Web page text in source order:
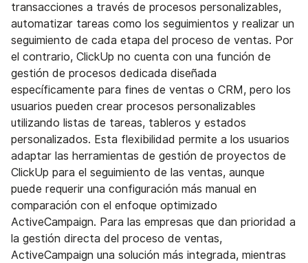
transacciones a través de procesos personalizables,
automatizar tareas como los seguimientos y realizar un
seguimiento de cada etapa del proceso de ventas. Por
el contrario, ClickUp no cuenta con una función de
gestión de procesos dedicada diseñada
específicamente para fines de ventas o CRM, pero los
usuarios pueden crear procesos personalizables
utilizando listas de tareas, tableros y estados
personalizados. Esta flexibilidad permite a los usuarios
adaptar las herramientas de gestión de proyectos de
ClickUp para el seguimiento de las ventas, aunque
puede requerir una configuración más manual en
comparación con el enfoque optimizado
ActiveCampaign. Para las empresas que dan prioridad a
la gestión directa del proceso de ventas,
ActiveCampaign una solución más integrada, mientras